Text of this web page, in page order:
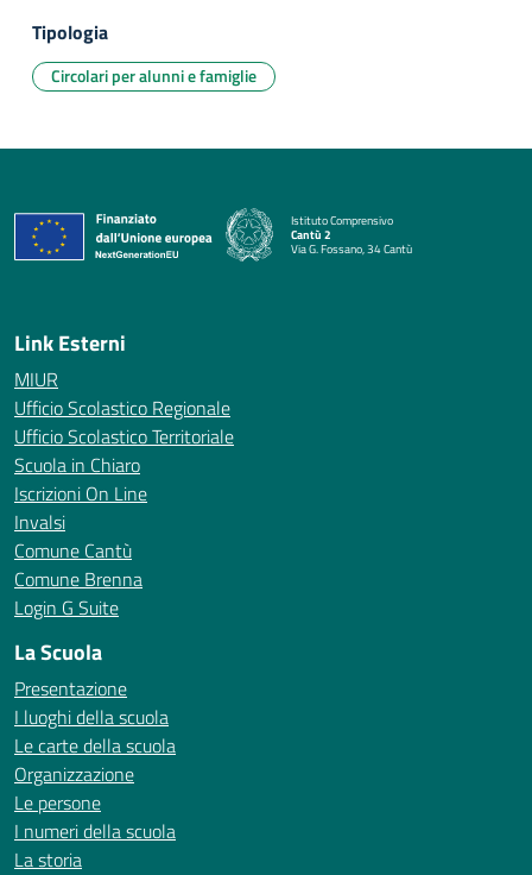
Tipologia
Circolari per alunni e famiglie
Istituto Comprensivo
Cantù 2
Via G. Fossano, 34 Cantù
— Visita la pagina iniziale della scuola
Link Esterni
MIUR
Ufficio Scolastico Regionale
Ufficio Scolastico Territoriale
Scuola in Chiaro
Iscrizioni On Line
Invalsi
Comune Cantù
Comune Brenna
Login G Suite
La Scuola
Presentazione
I luoghi della scuola
Le carte della scuola
Organizzazione
Le persone
I numeri della scuola
La storia